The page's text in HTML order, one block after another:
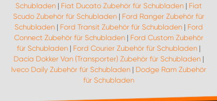
Schubladen| Fiat Ducato Zubehör für Schubladen| Fiat
Scudo Zubehör für Schubladen| Ford Ranger Zubehör für
Schubladen| Ford Transit Zubehör für Schubladen| Ford
Connect Zubehör für Schubladen| Ford Custom Zubehör
für Schubladen| Ford Courier Zubehör für Schubladen|
Dacia Dokker Van (Transporter) Zubehör für Schubladen|
Iveco Daily Zubehör für Schubladen| Dodge Ram Zubehör
für Schubladen